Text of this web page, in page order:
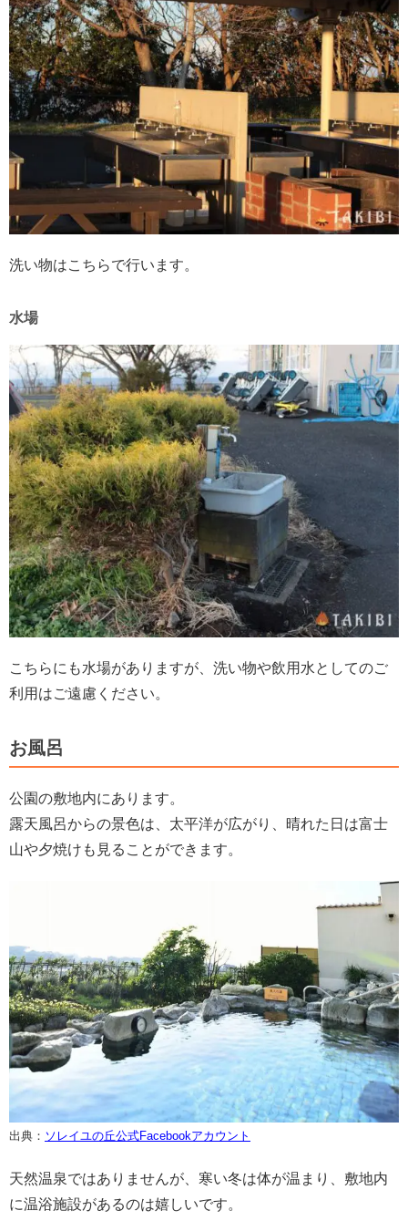
洗い物はこちらで行います。
水場
こちらにも水場がありますが、洗い物や飲用水としてのご
利用はご遠慮ください。
お風呂
公園の敷地内にあります。
露天風呂からの景色は、太平洋が広がり、晴れた日は富士
山や夕焼けも見ることができます。
出典： ソレイユの丘公式Facebookアカウント
天然温泉ではありませんが、寒い冬は体が温まり、敷地内
に温浴施設があるのは嬉しいです。